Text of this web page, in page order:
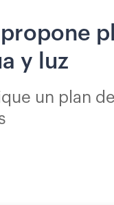
y luz
un plan